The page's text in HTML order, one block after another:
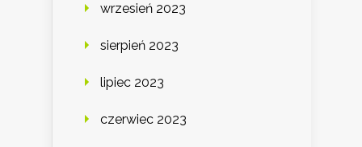
wrzesień 2023
sierpień 2023
lipiec 2023
czerwiec 2023